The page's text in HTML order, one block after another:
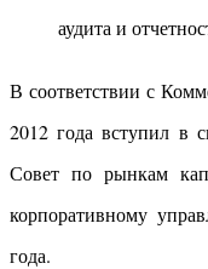
аудита и
В соответствии с
2012 года вступил в
Совет по рынкам
корпоративному
года.